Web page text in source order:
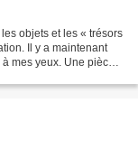
objets et les « trésors
Il y a maintenant
mes yeux. Une pièce